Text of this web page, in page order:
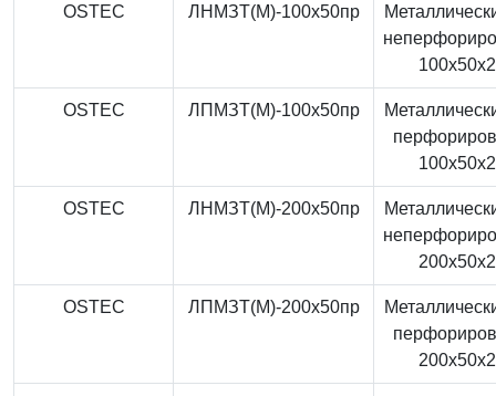
OSTEC ЛНМЗТ(М)-100x50пр
OSTEC ЛПМЗТ(М)-100x50пр
OSTEC ЛНМЗТ(М)-200x50пр
OSTEC ЛПМЗТ(М)-200x50пр